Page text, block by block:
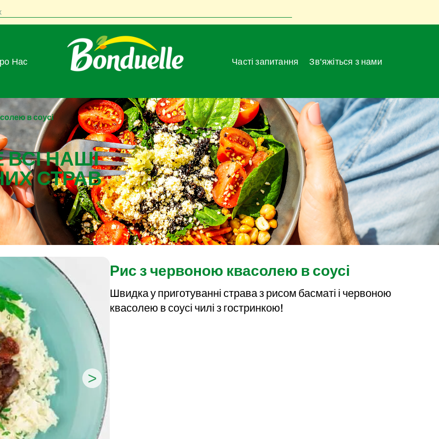
Нас Часті запитання Зв'яжіться з нами
в соусі
ВСІ НАШІ
СТРАВ
>
Рис з червоною квасолею в соусі
Швидка у приготуванні страва з рисом басматі і червоною
квасолею в соусі чилі з гостринкою!